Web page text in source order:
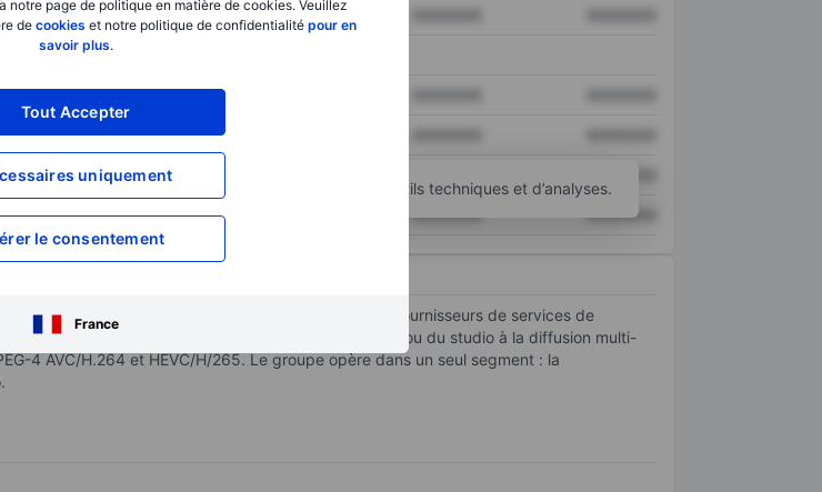
notre page de politique en matière de cookies. Veuillez
de cookies et notre politique de confidentialité pour en
savoir plus.
Tout Accepter
uniquement
le consentement
France
XXXXXXX XXXXXXX
XXXXXXX
XXXXXXX
XXXXXXX
XXXXXXX XXXXXXX XXXXXXX
Ouvrir un compte pour accéder à d’autres outils techniques et d’analyses.
de diffusion pour les fournisseurs de contenu et les fournisseurs de services de
(satellite, câble, terrestre, IP, OTT), du terrain ou du studio à la diffusion multi-
4 AVC/H.264 et HEVC/H/265. Le groupe opère dans un seul segment : la